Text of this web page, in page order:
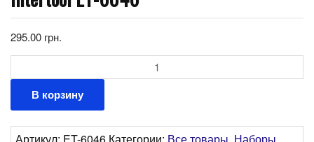
295.00 грн.
В корзину